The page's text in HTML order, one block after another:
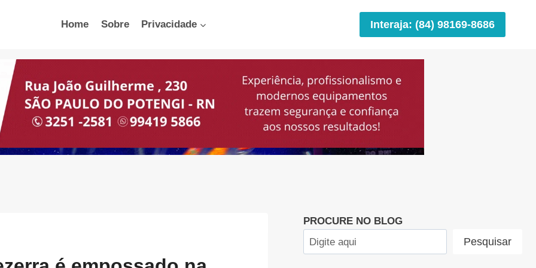
Home Sobre Privacidade Interaja: (84) 98169-8686
PROCURE NO BLOG
Pesquisar